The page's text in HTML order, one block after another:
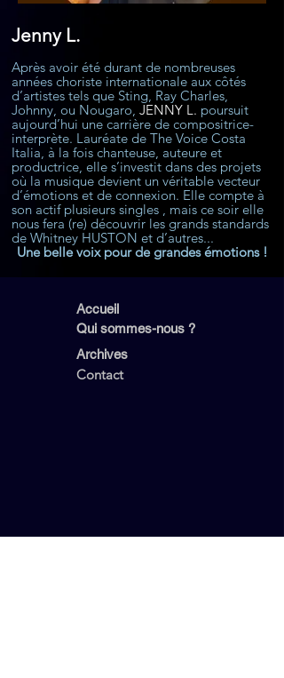
Jenny L.
Après avoir été durant de nombreuses
années choriste internationale aux côtés
d’artistes tels que Sting, Ray Charles,
Johnny, ou Nougaro, JENNY L. poursuit
aujourd’hui une carrière de compositrice-
interprète. Lauréate de The Voice Costa
Italia, à la fois chanteuse, auteure et
productrice, elle s’investit dans des projets
où la musique devient un véritable vecteur
d’émotions et de connexion. Elle compte à
son actif plusieurs singles , mais ce soir elle
nous fera (re) découvrir les grands standards
de Whitney HUSTON et d’autres...
Une belle voix pour de grandes émotions !
Accueil
Qui sommes-nous ?
Archives
Contact